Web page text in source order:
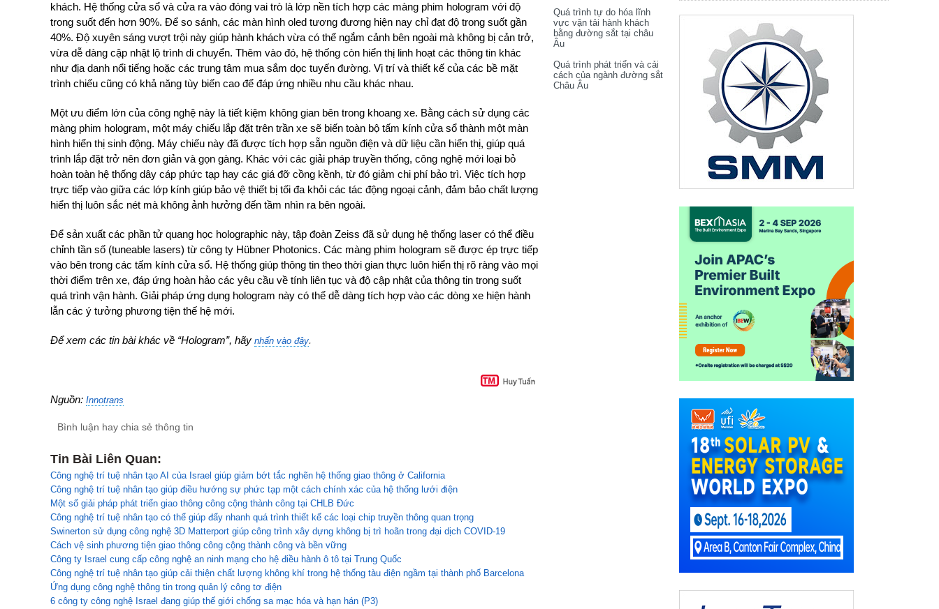
khách. Hệ thống cửa sổ và cửa ra vào đóng vai trò là lớp nền tích hợp các màng phim hologram với độ
trong suốt đến hơn 90%. Để so sánh, các màn hình oled tương đương hiện nay chỉ đạt độ trong suốt gần
40%. Độ xuyên sáng vượt trội này giúp hành khách vừa có thể ngắm cảnh bên ngoài mà không bị cản trở,
vừa dễ dàng cập nhật lộ trình di chuyển. Thêm vào đó, hệ thống còn hiển thị linh hoạt các thông tin khác
như địa danh nổi tiếng hoặc các trung tâm mua sắm dọc tuyến đường. Vị trí và thiết kế của các bề mặt
trình chiếu cũng có khả năng tùy biến cao để đáp ứng nhiều nhu cầu khác nhau.
Một ưu điểm lớn của công nghệ này là tiết kiệm không gian bên trong khoang xe. Bằng cách sử dụng các
màng phim hologram, một máy chiếu lắp đặt trên trần xe sẽ biến toàn bộ tấm kính cửa sổ thành một màn
hình hiển thị sinh động. Máy chiếu này đã được tích hợp sẵn nguồn điện và dữ liệu cần hiển thị, giúp quá
trình lắp đặt trở nên đơn giản và gọn gàng. Khác với các giải pháp truyền thống, công nghệ mới loại bỏ
hoàn toàn hệ thống dây cáp phức tạp hay các giá đỡ cồng kềnh, từ đó giảm chi phí bảo trì. Việc tích hợp
trực tiếp vào giữa các lớp kính giúp bảo vệ thiết bị tối đa khỏi các tác động ngoại cảnh, đảm bảo chất lượng
hiển thị luôn sắc nét mà không ảnh hưởng đến tầm nhìn ra bên ngoài.
Để sản xuất các phần tử quang học holographic này, tập đoàn Zeiss đã sử dụng hệ thống laser có thể điều
chỉnh tần số (tuneable lasers) từ công ty Hübner Photonics. Các màng phim hologram sẽ được ép trực tiếp
vào bên trong các tấm kính cửa sổ. Hệ thống giúp thông tin theo thời gian thực luôn hiển thị rõ ràng vào mọi
thời điểm trên xe, đáp ứng hoàn hảo các yêu cầu về tính liên tục và độ cập nhật của thông tin trong suốt
quá trình vận hành. Giải pháp ứng dụng hologram này có thể dễ dàng tích hợp vào các dòng xe hiện hành
lẫn các ý tưởng phương tiện thế hệ mới.
Để xem các tin bài khác về “Hologram”, hãy nhấn vào đây.
Nguồn: Innotrans
Bình luận hay chia sẻ thông tin
Tin Bài Liên Quan:
Công nghệ trí tuệ nhân tạo AI của Israel giúp giảm bớt tắc nghẽn hệ thống giao thông ở California
Công nghệ trí tuệ nhân tạo giúp điều hướng sự phức tạp một cách chính xác của hệ thống lưới điện
Một số giải pháp phát triển giao thông công cộng thành công tại CHLB Đức
Công nghệ trí tuệ nhân tạo có thể giúp đẩy nhanh quá trình thiết kế các loại chip truyền thông quan trọng
Swinerton sử dụng công nghệ 3D Matterport giúp công trình xây dựng không bị trì hoãn trong đại dịch COVID-19
Cách vệ sinh phương tiện giao thông công cộng thành công và bền vững
Công ty Israel cung cấp công nghệ an ninh mạng cho hệ điều hành ô tô tại Trung Quốc
Công nghệ trí tuệ nhân tạo giúp cải thiện chất lượng không khí trong hệ thống tàu điện ngầm tại thành phố Barcelona
Ứng dụng công nghệ thông tin trong quản lý công tơ điện
6 công ty công nghệ Israel đang giúp thế giới chống sa mạc hóa và hạn hán (P3)
Quá trình tự do hóa lĩnh
vực vận tải hành khách
bằng đường sắt tại châu
Âu
Quá trình phát triển và cải
cách của ngành đường sắt
Châu Âu